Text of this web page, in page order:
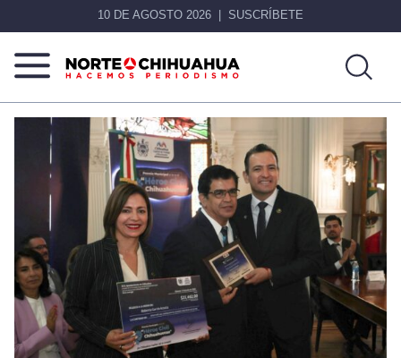
10 DE AGOSTO 2026 SUSCRÍBETE
Norte
Chihuahua
Más
noticias,
hacemos periodismo